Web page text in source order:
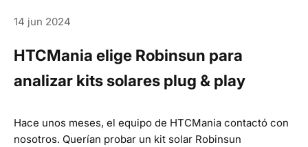
14 jun 2024
HTCMania elige Robinsun para
analizar kits solares plug & play
Hace unos meses, el equipo de HTCMania contactó con
nosotros. Querían probar un kit solar Robinsun